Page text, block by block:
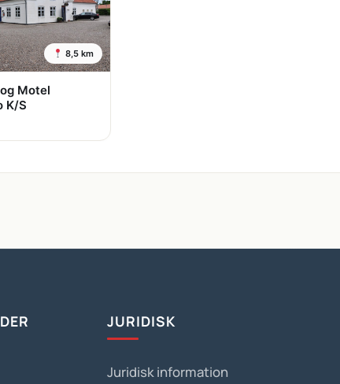
8,5 km
Motel
K/S
JURIDISK
Juridisk information